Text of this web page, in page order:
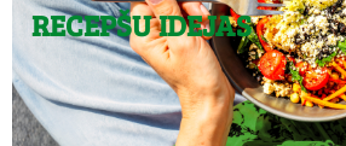
RECEPŠU IDEJAS